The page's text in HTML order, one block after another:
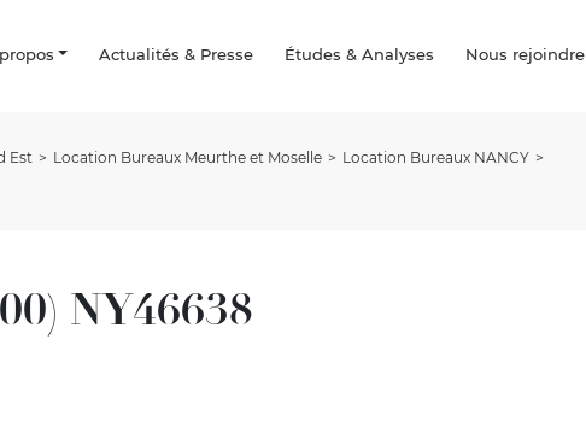
Actualités & Presse Études & Analyses Nous rejoindre
Est Location Bureaux Meurthe et Moselle
Location Bureaux NANCY
NY46638